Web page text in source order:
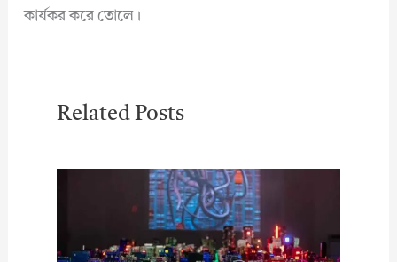
কার্যকর করে তোলে।
Related Posts